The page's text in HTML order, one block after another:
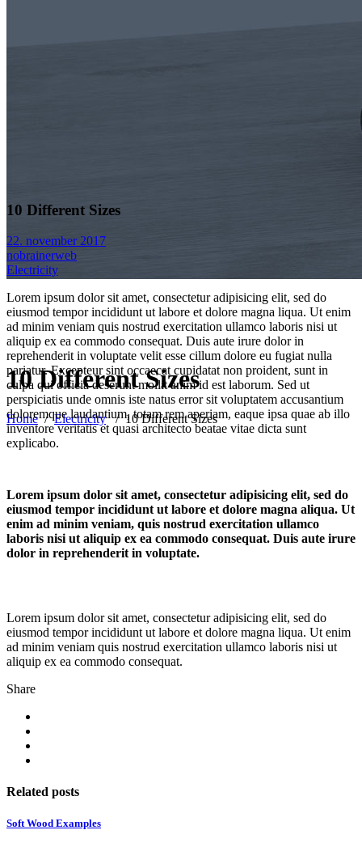
10 Different Sizes
Home/Electricity /10 Different Sizes
10 Different Sizes
22. november 2017
nobrainerweb
Electricity
Lorem ipsum dolor sit amet, consectetur adipisicing elit, sed do
eiusmod tempor incididunt ut labore et dolore magna liqua. Ut enim
ad minim veniam quis nostrud exercitation ullamco laboris nisi ut
aliquip ex ea commodo consequat. Duis aute irure dolor in
reprehenderit in voluptate velit esse cillum dolore eu fugiat nulla
pariatur. Excepteur sint occaecat cupidatat non proident, sunt in
culpa qui officia deserunt mollit anim id est laborum. Sed ut
perspiciatis unde omnis iste natus error sit voluptatem accusantium
doloremque laudantium, totam rem aperiam, eaque ipsa quae ab illo
inventore veritatis et quasi architecto beatae vitae dicta sunt
explicabo.
Lorem ipsum dolor sit amet, consectetur adipisicing elit, sed do
eiusmod tempor incididunt ut labore et dolore magna aliqua. Ut
enim ad minim veniam, quis nostrud exercitation ullamco
laboris nisi ut aliquip ex ea commodo consequat. Duis aute irure
dolor in reprehenderit in voluptate.
Lorem ipsum dolor sit amet, consectetur adipisicing elit, sed do
eiusmod tempor incididunt ut labore et dolore magna liqua. Ut enim
ad minim veniam quis nostrud exercitation ullamco laboris nisi ut
aliquip ex ea commodo consequat.
Share
Related posts
Soft Wood Examples